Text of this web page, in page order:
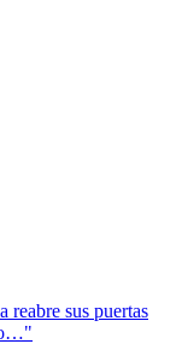
sus puertas